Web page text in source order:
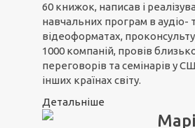
60 книжок, написав і
навчальних програм в аудіо-
відеоформатах,
1000 компаній, провів
переговорів та семінарів у
інших країнах світу.
Детальніше